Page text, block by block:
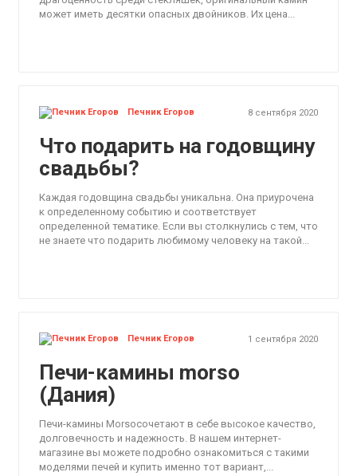
может иметь десятки опасных двойников. Их цена...
Печник Егоров 8 сентября 2020
Что подарить на годовщину
свадьбы?
Каждая годовщина свадьбы уникальна. Она приурочена
к определенному событию и соответствует
определенной тематике. Если вы столкнулись с тем, что
не знаете что подарить любимому человеку на такой...
Печник Егоров 1 сентября 2020
Печи-камины morso
(Дания)
Печи-камины Morsoсочетают в себе высокое качество,
долговечность и надежность. В нашем интернет-
магазине вы можете подробно ознакомиться с такими
моделями печей и купить именно тот вариант,...